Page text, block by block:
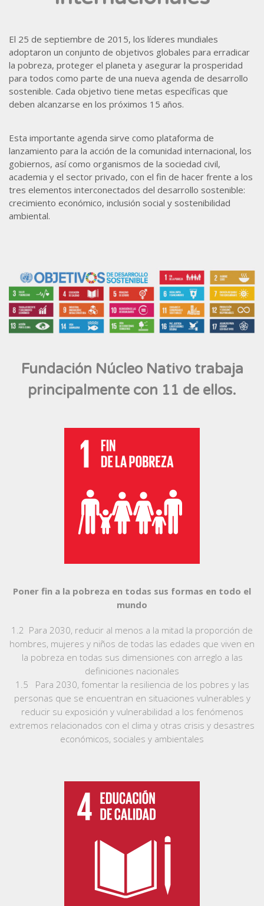
El 25 de septiembre de 2015, los líderes mundiales
adoptaron un conjunto de objetivos globales para erradicar
la pobreza, proteger el planeta y asegurar la prosperidad
para todos como parte de una nueva agenda de desarrollo
sostenible. Cada objetivo tiene metas específicas que
deben alcanzarse en los próximos 15 años.
Esta importante agenda sirve como plataforma de
lanzamiento para la acción de la comunidad internacional, los
gobiernos, así como organismos de la sociedad civil,
academia y el sector privado, con el fin de hacer frente a los
tres elementos interconectados del desarrollo sostenible:
crecimiento económico, inclusión social y sostenibilidad
ambiental.
Fundación Núcleo Nativo trabaja
principalmente con 11 de ellos.
Poner fin a la pobreza en todas sus formas en todo el
mundo
1.2 Para 2030, reducir al menos a la mitad la proporción de
hombres, mujeres y niños de todas las edades que viven en
la pobreza en todas sus dimensiones con arreglo a las
definiciones nacionales
1.5 Para 2030, fomentar la resiliencia de los pobres y las
personas que se encuentran en situaciones vulnerables y
reducir su exposición y vulnerabilidad a los fenómenos
extremos relacionados con el clima y otras crisis y desastres
económicos, sociales y ambientales